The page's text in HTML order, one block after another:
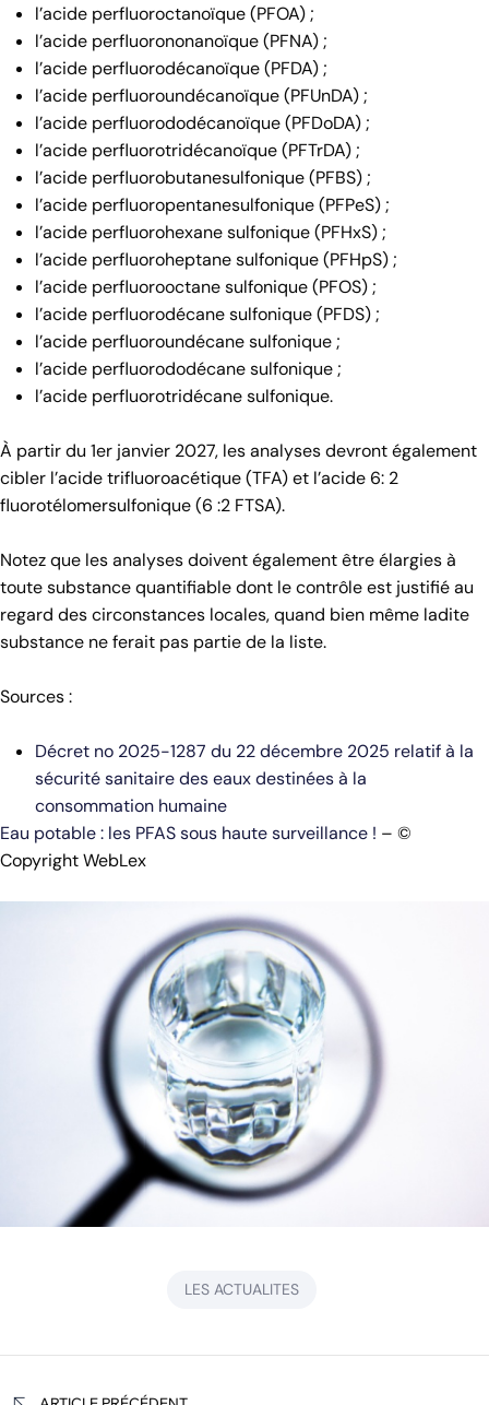
l’acide perfluoroctanoïque (PFOA) ;
l’acide perfluorononanoïque (PFNA) ;
l’acide perfluorodécanoïque (PFDA) ;
l’acide perfluoroundécanoïque (PFUnDA) ;
l’acide perfluorododécanoïque (PFDoDA) ;
l’acide perfluorotridécanoïque (PFTrDA) ;
l’acide perfluorobutanesulfonique (PFBS) ;
l’acide perfluoropentanesulfonique (PFPeS) ;
l’acide perfluorohexane sulfonique (PFHxS) ;
l’acide perfluoroheptane sulfonique (PFHpS) ;
l’acide perfluorooctane sulfonique (PFOS) ;
l’acide perfluorodécane sulfonique (PFDS) ;
l’acide perfluoroundécane sulfonique ;
l’acide perfluorododécane sulfonique ;
l’acide perfluorotridécane sulfonique.
À partir du 1er janvier 2027, les analyses devront également
cibler l’acide trifluoroacétique (TFA) et l’acide 6: 2
fluorotélomersulfonique (6 :2 FTSA).
Notez que les analyses doivent également être élargies à
toute substance quantifiable dont le contrôle est justifié au
regard des circonstances locales, quand bien même ladite
substance ne ferait pas partie de la liste.
Sources :
Décret no 2025-1287 du 22 décembre 2025 relatif à la
sécurité sanitaire des eaux destinées à la
consommation humaine
Eau potable : les PFAS sous haute surveillance ! – ©
Copyright WebLex
LES ACTUALITES
Navigation